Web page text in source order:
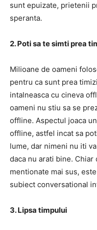
sunt epuizate, prietenii
speranta.
2. Poti sa te simti prea
Milioane de oameni
pentru ca sunt prea
intalneasca cu cineva
oameni nu stiu sa se
offline. Aspectul joaca
offline, astfel incat sa
lume, dar nimeni nu iti
daca nu arati bine.
mentionate mai sus,
subiect conversational
3. Lipsa timpului